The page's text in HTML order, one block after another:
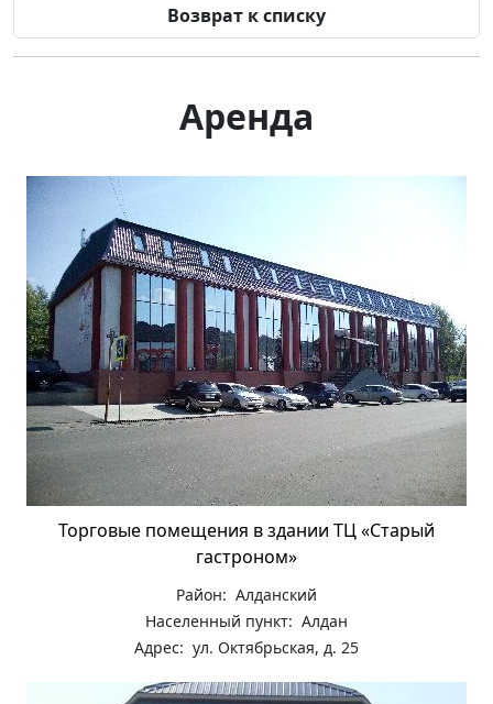
Возврат к списку
Аренда
Торговые помещения в здании ТЦ «Старый
гастроном»
Район: Алданский
Населенный пункт: Алдан
Адрес: ул. Октябрьская, д. 25